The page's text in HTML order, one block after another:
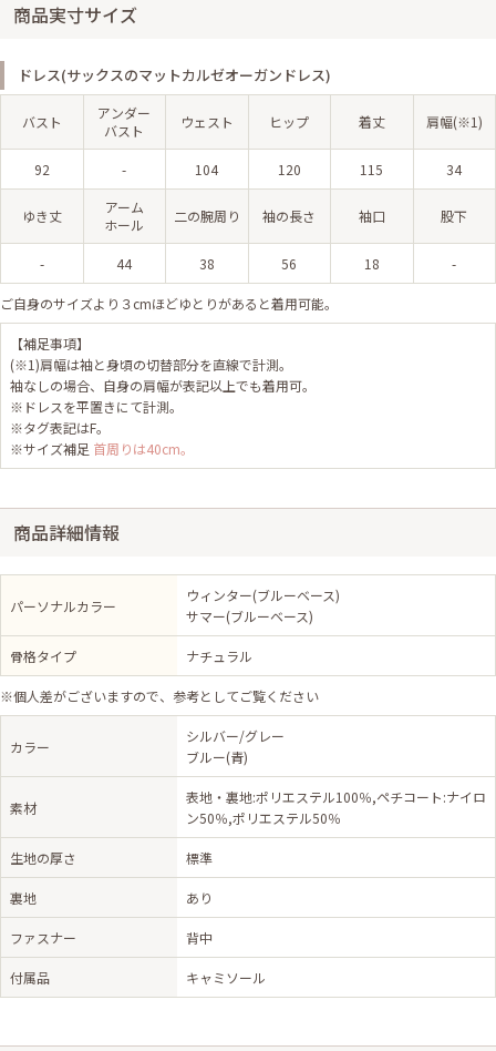
商品実寸サイズ
ドレス(サックスのマットカルゼオーガンドレス)
バスト
アンダー
バスト
ウェスト ヒップ 着丈 肩幅(※1)
92 - 104 120 115 34
ゆき丈
アーム
ホール
二の腕周り 袖の長さ 袖口 股下
- 44 38 56 18 -
ご自身のサイズより３cmほどゆとりがあると着用可能。
【補足事項】
(※1)肩幅は袖と身頃の切替部分を直線で計測。
袖なしの場合、自身の肩幅が表記以上でも着用可。
※ドレスを平置きにて計測。
※タグ表記はF。
※サイズ補足 首周りは40cm。
商品詳細情報
パーソナルカラー
ウィンター(ブルーベース)
サマー(ブルーベース)
骨格タイプ ナチュラル
※個人差がございますので、参考としてご覧ください
カラー
シルバー/グレー
ブルー(青)
素材
表地・裏地:ポリエステル100％,ペチコート:ナイロ
ン50％,ポリエステル50％
生地の厚さ 標準
裏地 あり
ファスナー 背中
付属品 キャミソール